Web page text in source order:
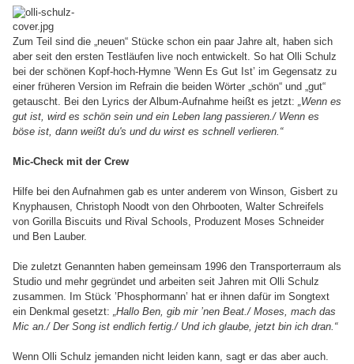
Zum Teil sind die „neuen“ Stücke schon ein paar Jahre alt, haben sich
aber seit den ersten Testläufen live noch entwickelt. So hat Olli Schulz
bei der schönen Kopf-hoch-Hymne ’Wenn Es Gut Ist’ im Gegensatz zu
einer früheren Version im Refrain die beiden Wörter „schön“ und „gut“
getauscht. Bei den Lyrics der Album-Aufnahme heißt es jetzt: „Wenn es
gut ist, wird es schön sein und ein Leben lang passieren./ Wenn es
böse ist, dann weißt du's und du wirst es schnell verlieren.“
Mic-Check mit der Crew
Hilfe bei den Aufnahmen gab es unter anderem von Winson, Gisbert zu
Knyphausen, Christoph Noodt von den Ohrbooten, Walter Schreifels
von Gorilla Biscuits und Rival Schools, Produzent Moses Schneider
und Ben Lauber.
Die zuletzt Genannten haben gemeinsam 1996 den Transporterraum als
Studio und mehr gegründet und arbeiten seit Jahren mit Olli Schulz
zusammen. Im Stück ’Phosphormann’ hat er ihnen dafür im Songtext
ein Denkmal gesetzt: „Hallo Ben, gib mir ’nen Beat./ Moses, mach das
Mic an./ Der Song ist endlich fertig./ Und ich glaube, jetzt bin ich dran.“
Wenn Olli Schulz jemanden nicht leiden kann, sagt er das aber auch.